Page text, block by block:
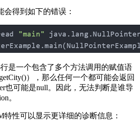
会得到如下的错误：
是一个包含了多个方法调用的赋值语
），那么任何一个都可能会返回
也可能是null。因此，无法判断是谁导
。
特性可以显示更详细的诊断信息：